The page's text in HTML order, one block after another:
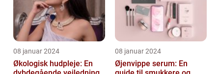
08 januar 2024
Økologisk hudpleje: En
08 januar 2024
Øjenvippe serum: En